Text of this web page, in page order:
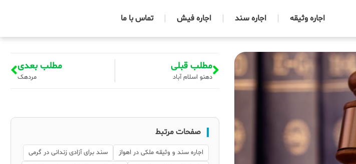
اجاره وثیقه اجاره سند اجاره فیش تماس با ما
مطلب قبلی
دهنو اسلام آباد
مطلب بعدی
مردهک
صفحات مرتبط
اجاره سند و وثیقه ملکی در اهواز
سند برای آزادی زندانی در گرمی